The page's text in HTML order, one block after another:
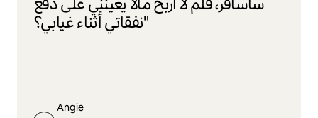
نفقاتي أثناء غيابي؟"
Angie